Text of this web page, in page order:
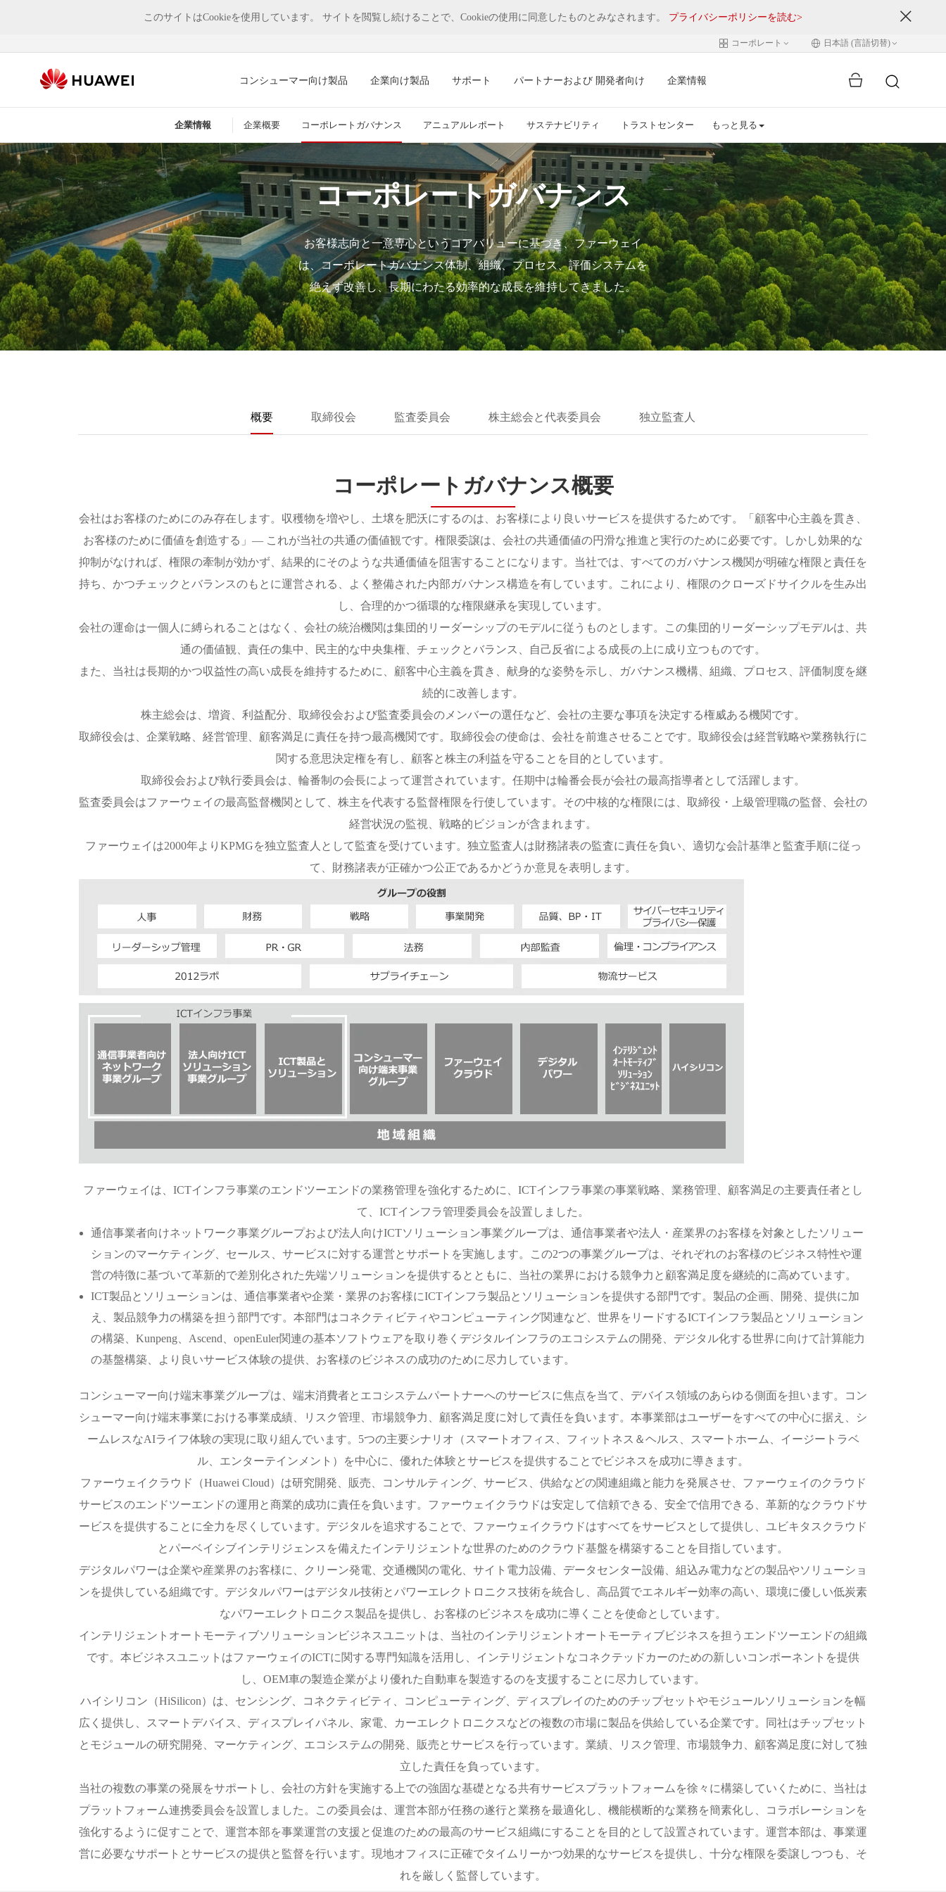
このサイトはCookieを使用しています。 サイトを閲覧し続けることで、Cookieの使用に同意したものとみなされます。 プライバシーポリシーを読む>
コーポレート 日本語 (言語切替)
コンシューマー向け製品 企業向け製品 サポート パートナーおよび 開発者向け 企業情報
企業情報 企業概要 コーポレートガバナンス アニュアルレポート サステナビリティ トラストセンター もっと見る
コーポレートガバナンス
お客様志向と一意専心というコアバリューに基づき、ファーウェイ
は、コーポレートガバナンス体制、組織、プロセス、評価システムを
絶えず改善し、長期にわたる効率的な成長を維持してきました。
概要 取締役会 監査委員会 株主総会と代表委員会 独立監査人
コーポレートガバナンス概要
会社はお客様のためにのみ存在します。収穫物を増やし、土壌を肥沃にするのは、お客様により良いサービスを提供するためです。「顧客中心主義を貫き、
お客様のために価値を創造する」― これが当社の共通の価値観です。権限委譲は、会社の共通価値の円滑な推進と実行のために必要です。しかし効果的な
抑制がなければ、権限の牽制が効かず、結果的にそのような共通価値を阻害することになります。当社では、すべてのガバナンス機関が明確な権限と責任を
持ち、かつチェックとバランスのもとに運営される、よく整備された内部ガバナンス構造を有しています。これにより、権限のクローズドサイクルを生み出
し、合理的かつ循環的な権限継承を実現しています。
会社の運命は一個人に縛られることはなく、会社の統治機関は集団的リーダーシップのモデルに従うものとします。この集団的リーダーシップモデルは、共
通の価値観、責任の集中、民主的な中央集権、チェックとバランス、自己反省による成長の上に成り立つものです。
また、当社は長期的かつ収益性の高い成長を維持するために、顧客中心主義を貫き、献身的な姿勢を示し、ガバナンス機構、組織、プロセス、評価制度を継
続的に改善します。
株主総会は、増資、利益配分、取締役会および監査委員会のメンバーの選任など、会社の主要な事項を決定する権威ある機関です。
取締役会は、企業戦略、経営管理、顧客満足に責任を持つ最高機関です。取締役会の使命は、会社を前進させることです。取締役会は経営戦略や業務執行に
関する意思決定権を有し、顧客と株主の利益を守ることを目的としています。
取締役会および執行委員会は、輪番制の会長によって運営されています。任期中は輪番会長が会社の最高指導者として活躍します。
監査委員会はファーウェイの最高監督機関として、株主を代表する監督権限を行使しています。その中核的な権限には、取締役・上級管理職の監督、会社の
経営状況の監視、戦略的ビジョンが含まれます。
ファーウェイは2000年よりKPMGを独立監査人として監査を受けています。独立監査人は財務諸表の監査に責任を負い、適切な会計基準と監査手順に従っ
て、財務諸表が正確かつ公正であるかどうか意見を表明します。
ファーウェイは、ICTインフラ事業のエンドツーエンドの業務管理を強化するために、ICTインフラ事業の事業戦略、業務管理、顧客満足の主要責任者とし
て、ICTインフラ管理委員会を設置しました。
通信事業者向けネットワーク事業グループおよび法人向けICTソリューション事業グループは、通信事業者や法人・産業界のお客様を対象としたソリュー
ションのマーケティング、セールス、サービスに対する運営とサポートを実施します。この2つの事業グループは、それぞれのお客様のビジネス特性や運
営の特徴に基づいて革新的で差別化された先端ソリューションを提供するとともに、当社の業界における競争力と顧客満足度を継続的に高めています。
ICT製品とソリューションは、通信事業者や企業・業界のお客様にICTインフラ製品とソリューションを提供する部門です。製品の企画、開発、提供に加
え、製品競争力の構築を担う部門です。本部門はコネクティビティやコンピューティング関連など、世界をリードするICTインフラ製品とソリューション
の構築、Kunpeng、Ascend、openEuler関連の基本ソフトウェアを取り巻くデジタルインフラのエコシステムの開発、デジタル化する世界に向けて計算能力
の基盤構築、より良いサービス体験の提供、お客様のビジネスの成功のために尽力しています。
コンシューマー向け端末事業グループは、端末消費者とエコシステムパートナーへのサービスに焦点を当て、デバイス領域のあらゆる側面を担います。コン
シューマー向け端末事業における事業成績、リスク管理、市場競争力、顧客満足度に対して責任を負います。本事業部はユーザーをすべての中心に据え、シ
ームレスなAIライフ体験の実現に取り組んでいます。5つの主要シナリオ（スマートオフィス、フィットネス＆ヘルス、スマートホーム、イージートラベ
ル、エンターテインメント）を中心に、優れた体験とサービスを提供することでビジネスを成功に導きます。
ファーウェイクラウド（Huawei Cloud）は研究開発、販売、コンサルティング、サービス、供給などの関連組織と能力を発展させ、ファーウェイのクラウド
サービスのエンドツーエンドの運用と商業的成功に責任を負います。ファーウェイクラウドは安定して信頼できる、安全で信用できる、革新的なクラウドサ
ービスを提供することに全力を尽くしています。デジタルを追求することで、ファーウェイクラウドはすべてをサービスとして提供し、ユビキタスクラウド
とパーベイシブインテリジェンスを備えたインテリジェントな世界のためのクラウド基盤を構築することを目指しています。
デジタルパワーは企業や産業界のお客様に、クリーン発電、交通機関の電化、サイト電力設備、データセンター設備、組込み電力などの製品やソリューショ
ンを提供している組織です。デジタルパワーはデジタル技術とパワーエレクトロニクス技術を統合し、高品質でエネルギー効率の高い、環境に優しい低炭素
なパワーエレクトロニクス製品を提供し、お客様のビジネスを成功に導くことを使命としています。
インテリジェントオートモーティブソリューションビジネスユニットは、当社のインテリジェントオートモーティブビジネスを担うエンドツーエンドの組織
です。本ビジネスユニットはファーウェイのICTに関する専門知識を活用し、インテリジェントなコネクテッドカーのための新しいコンポーネントを提供
し、OEM車の製造企業がより優れた自動車を製造するのを支援することに尽力しています。
ハイシリコン（HiSilicon）は、センシング、コネクティビティ、コンピューティング、ディスプレイのためのチップセットやモジュールソリューションを幅
広く提供し、スマートデバイス、ディスプレイパネル、家電、カーエレクトロニクスなどの複数の市場に製品を供給している企業です。同社はチップセット
とモジュールの研究開発、マーケティング、エコシステムの開発、販売とサービスを行っています。業績、リスク管理、市場競争力、顧客満足度に対して独
立した責任を負っています。
当社の複数の事業の発展をサポートし、会社の方針を実施する上での強固な基礎となる共有サービスプラットフォームを徐々に構築していくために、当社は
プラットフォーム連携委員会を設置しました。この委員会は、運営本部が任務の遂行と業務を最適化し、機能横断的な業務を簡素化し、コラボレーションを
強化するように促すことで、運営本部を事業運営の支援と促進のための最高のサービス組織にすることを目的として設置されています。運営本部は、事業運
営に必要なサポートとサービスの提供と監督を行います。現地オフィスに正確でタイムリーかつ効果的なサービスを提供し、十分な権限を委譲しつつも、そ
れを厳しく監督しています。